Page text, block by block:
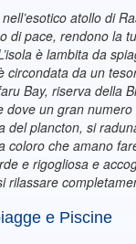
atollo di
di pace, rendono la
è lambita da
circondata da un
Bay, riserva della
dove un gran
del plancton, si
coloro che amano
e rigogliosa e
rilassare
e Piscine